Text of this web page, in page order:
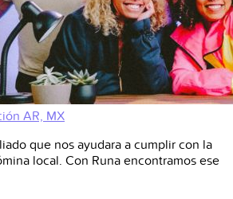
AR, MX
que nos ayudara a cumplir con la
local. Con Runa encontramos ese